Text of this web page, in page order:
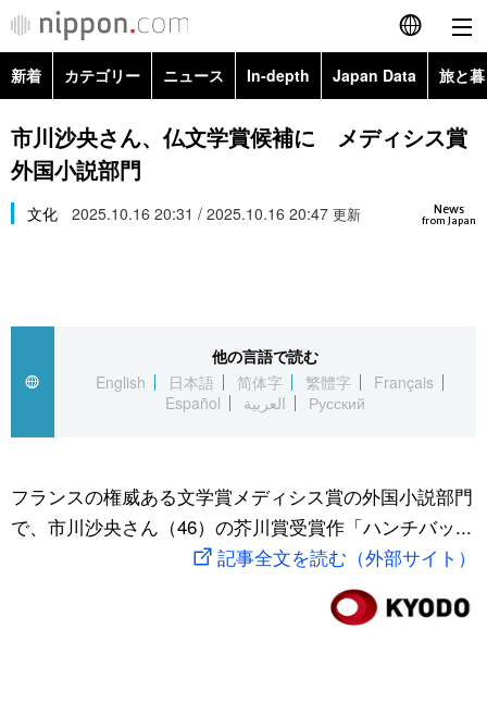
English
简体字
Русский
カテゴリー
経済・ビジネス
国際
文化
トップ
アーカイブ
In-depth
Japan Data
動画/Live
新着 カテゴリー ニュース In-depth Japan Data 旅と
政治・外交
経済・ビジネス
スポーツ・東京2020
Topics
市川沙央さん、仏文学賞候補に メディシス賞
外国小説部門
News
from Japan
文化 2025.10.16 20:31 / 2025.10.16 20:47 更新
他の言語で読む
English
日本語 简体字 繁體字
Français
Español
العربية Русский
フランスの権威ある文学賞メディシス賞の外国小説部門
で、市川沙央さん（46）の芥川賞受賞作「ハンチバッ...
記事全文を読む（外部サイト）